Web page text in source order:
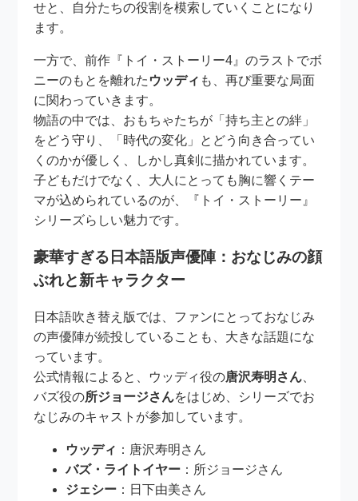
せと、自分たちの役割を模索していくことになり
ます。
一方で、前作『トイ・ストーリー4』のラストでボ
ニーのもとを離れた ウッディ も、再び重要な局面
に関わっていきます。
物語の中では、おもちゃたちが「持ち主との絆」
をどう守り、「時代の変化」とどう向き合ってい
くのかが優しく、しかし真剣に描かれています。
子どもだけでなく、大人にとっても胸に響くテー
マが込められているのが、『トイ・ストーリー』
シリーズらしい魅力です。
豪華すぎる日本語版声優陣：おなじみの顔
ぶれと新キャラクター
日本語吹き替え版では、ファンにとっておなじみ
の声優陣が続投していることも、大きな話題にな
っています。
公式情報によると、ウッディ役の唐沢寿明さん
バズ役の所ジョージさんをはじめ、シリーズでお
なじみのキャストが参加しています。
ウッディ ：唐沢寿明さん
バズ・ライトイヤー ：所ジョージさん
ジェシー ：日下由美さん